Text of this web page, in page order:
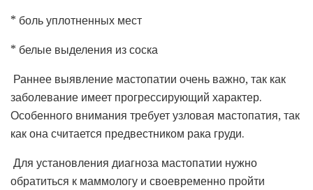
* боль уплотненных мест
* белые выделения из соска
Раннее выявление мастопатии очень важно, так как
заболевание имеет прогрессирующий характер.
Особенного внимания требует узловая мастопатия, так
как она считается предвестником рака груди.
Для установления диагноза мастопатии нужно
обратиться к маммологу и своевременно пройти